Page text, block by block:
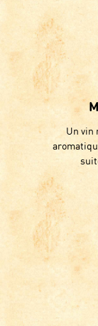
Un vin